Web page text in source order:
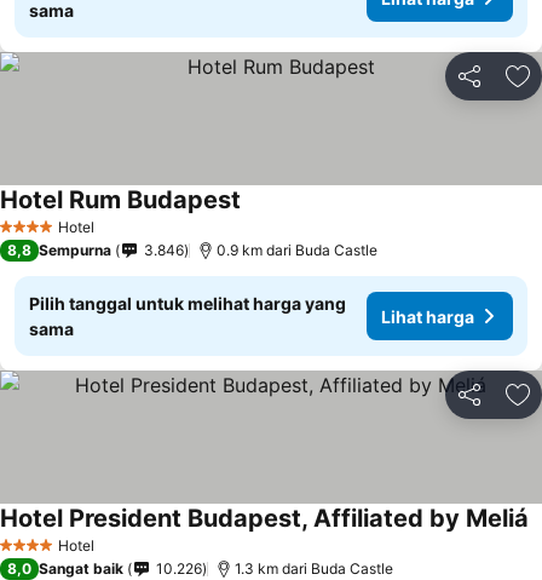
sama
Bagikan
4 BintangHotel
Hotel Rum Budapest
8,8 Sempurna 3.846 0.9 km dari Buda Castle
Pilih tanggal untuk melihat harga yang
sama
Lihat harga
Bagikan
4 BintangHotel
Hotel President Budapest, Affiliated by Meliá
8,0 Sangat baik 10.226 1.3 km dari Buda Castle